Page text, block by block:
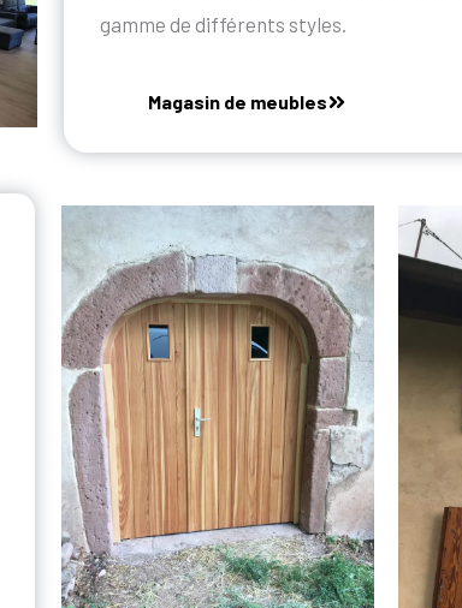
gamme de différents styles.
Magasin de meubles